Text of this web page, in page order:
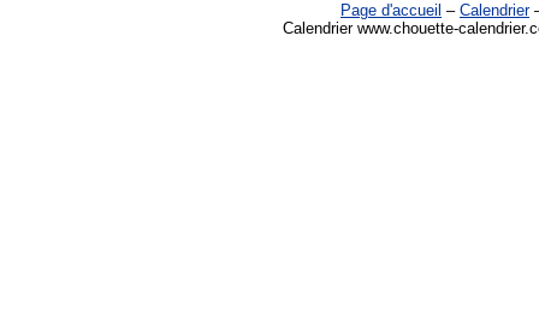
Page d'accueil – Calendrier
Calendrier www.chouette-